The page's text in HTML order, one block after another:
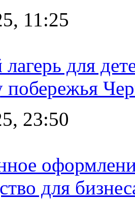
11:25
для
побережья
23:50
для